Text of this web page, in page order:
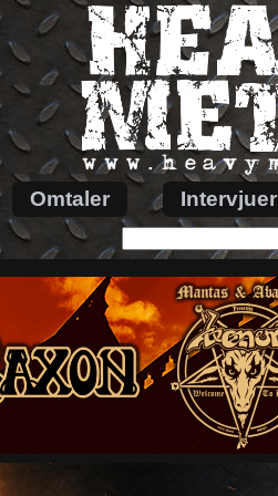
Omtaler Intervjuer
etter: